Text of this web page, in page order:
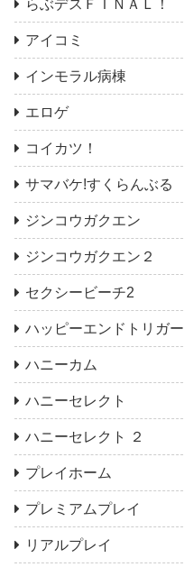
らぶデスＦＩＮＡＬ！
アイコミ
インモラル病棟
エロゲ
コイカツ！
サマバケ!すくらんぶる
ジンコウガクエン
ジンコウガクエン２
セクシービーチ2
ハッピーエンドトリガー
ハニーカム
ハニーセレクト
ハニーセレクト ２
プレイホーム
プレミアムプレイ
リアルプレイ